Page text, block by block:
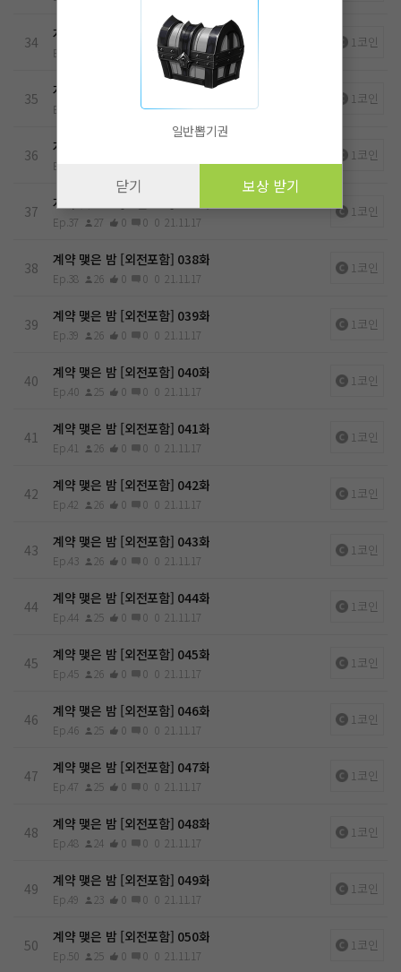
34 계약 맺은 밤 [외전포함] 034화
Ep.34 0 21.11.17
1코인
35 계약 맺은 밤 [외전포함] 035화
Ep.35 0 0 21.11.17
1코인
36 계약 맺은 밤 [외전포함] 036화
Ep.36 21.11.17
1코인
37 계약 맺은 밤 [외전포함] 037화
Ep.37 27 0 0 0 21.11.17
1코인
38 계약 맺은 밤 [외전포함] 038화
Ep.38 26 0 0 0 21.11.17
1코인
39 계약 맺은 밤 [외전포함] 039화
Ep.39 26 0 0 0 21.11.17
1코인
40 계약 맺은 밤 [외전포함] 040화
Ep.40 25 0 0 0 21.11.17
1코인
41 계약 맺은 밤 [외전포함] 041화
Ep.41 26 0 0 0 21.11.17
1코인
42 계약 맺은 밤 [외전포함] 042화
Ep.42 26 0 0 0 21.11.17
1코인
43 계약 맺은 밤 [외전포함] 043화
Ep.43 26 0 0 0 21.11.17
1코인
44 계약 맺은 밤 [외전포함] 044화
Ep.44 25 0 0 0 21.11.17
1코인
45 계약 맺은 밤 [외전포함] 045화
Ep.45 26 0 0 0 21.11.17
1코인
46 계약 맺은 밤 [외전포함] 046화
Ep.46 25 0 0 0 21.11.17
1코인
47 계약 맺은 밤 [외전포함] 047화
Ep.47 25 0 0 0 21.11.17
1코인
48 계약 맺은 밤 [외전포함] 048화
Ep.48 24 0 0 0 21.11.17
1코인
49 계약 맺은 밤 [외전포함] 049화
Ep.49 23 0 0 0 21.11.17
1코인
50 계약 맺은 밤 [외전포함] 050화
Ep.50 25 0 0 0 21.11.17
1코인
일반뽑기권
닫기 보상 받기